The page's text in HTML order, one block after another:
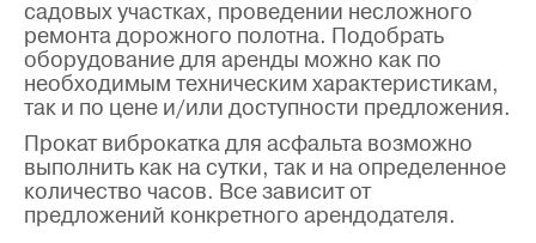
садовых участках, проведении несложного
ремонта дорожного полотна. Подобрать
оборудование для аренды можно как по
необходимым техническим характеристикам,
так и по цене и/или доступности предложения.
Прокат виброкатка для асфальта возможно
выполнить как на сутки, так и на определенное
количество часов. Все зависит от
предложений конкретного арендодателя.